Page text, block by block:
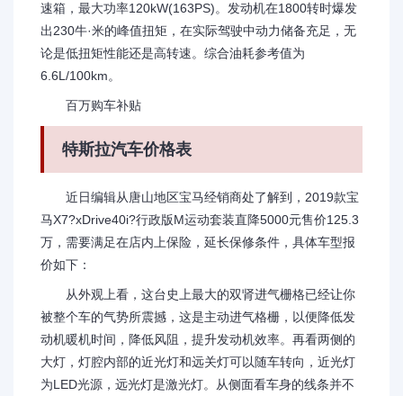
速箱，最大功率120kW(163PS)。发动机在1800转时爆发
出230牛·米的峰值扭矩，在实际驾驶中动力储备充足，无
论是低扭矩性能还是高转速。综合油耗参考值为
6.6L/100km。
百万购车补贴
特斯拉汽车价格表
近日编辑从唐山地区宝马经销商处了解到，2019款宝
马X7?xDrive40i?行政版M运动套装直降5000元售价125.3
万，需要满足在店内上保险，延长保修条件，具体车型报
价如下：
从外观上看，这台史上最大的双肾进气栅格已经让你
被整个车的气势所震撼，这是主动进气格栅，以便降低发
动机暖机时间，降低风阻，提升发动机效率。再看两侧的
大灯，灯腔内部的近光灯和远关灯可以随车转向，近光灯
为LED光源，远光灯是激光灯。从侧面看车身的线条并不